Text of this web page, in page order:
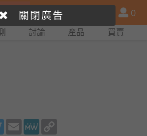
尋
產
品
比
會
員
0
討論 產品 買賣
TwitterEmail MeWe
關閉廣告